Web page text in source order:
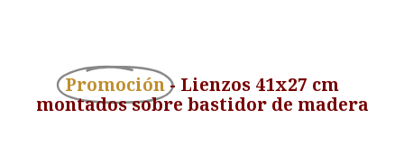
Promoción- Lienzos 41x27 cm
montados sobre bastidor de madera